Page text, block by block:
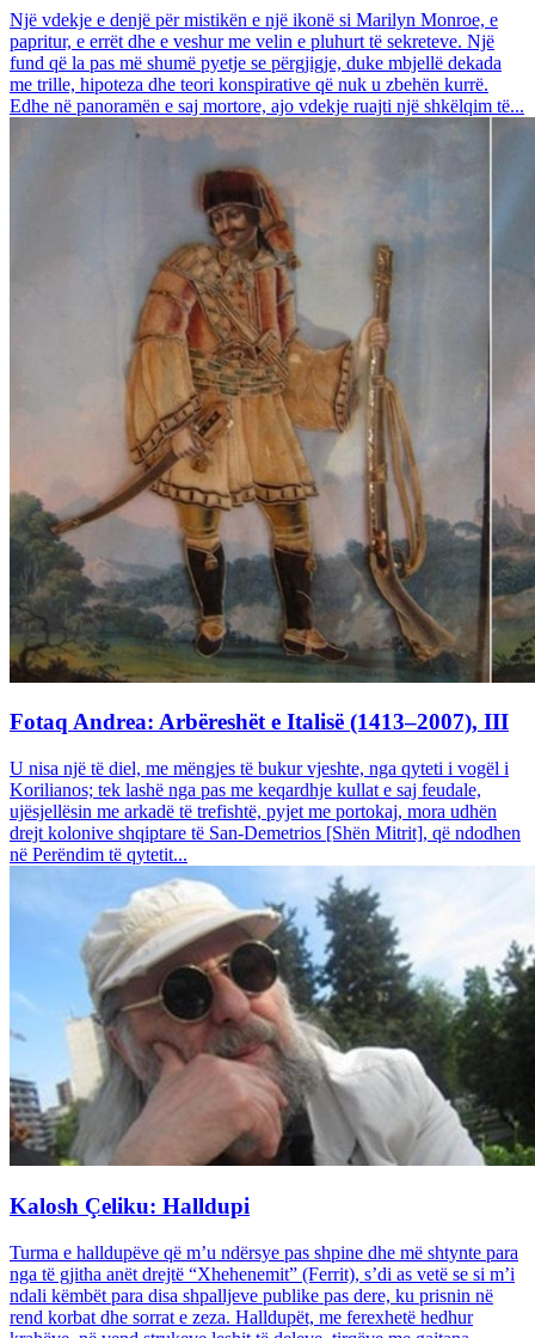
Një vdekje e denjë për mistikën e një ikonë si Marilyn Monroe, e
papritur, e errët dhe e veshur me velin e pluhurt të sekreteve. Një
fund që la pas më shumë pyetje se përgjigje, duke mbjellë dekada
me trille, hipoteza dhe teori konspirative që nuk u zbehën kurrë.
Edhe në panoramën e saj mortore, ajo vdekje ruajti një shkëlqim të...
Fotaq Andrea: Arbëreshët e Italisë (1413–2007), III
U nisa një të diel, me mëngjes të bukur vjeshte, nga qyteti i vogël i
Korilianos; tek lashë nga pas me keqardhje kullat e saj feudale,
ujësjellësin me arkadë të trefishtë, pyjet me portokaj, mora udhën
drejt kolonive shqiptare të San-Demetrios [Shën Mitrit], që ndodhen
në Perëndim të qytetit...
Kalosh Çeliku: Halldupi
Turma e halldupëve që m’u ndërsye pas shpine dhe më shtynte para
nga të gjitha anët drejtë “Xhehenemit” (Ferrit), s’di as vetë se si m’i
ndali këmbët para disa shpalljeve publike pas dere, ku prisnin në
rend korbat dhe sorrat e zeza. Halldupët, me ferexhetë hedhur